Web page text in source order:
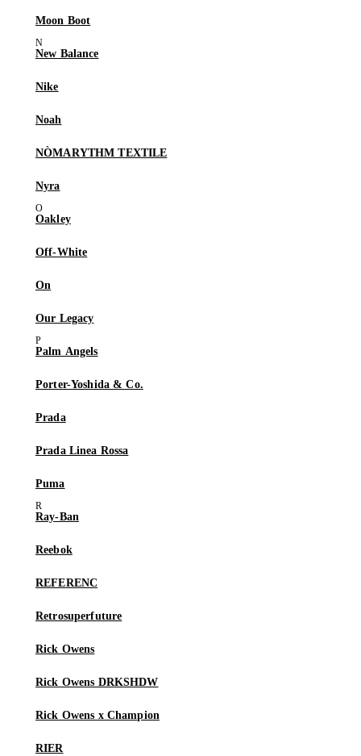
Moon Boot
New Balance
Nike
Noah
NÒMARYTHM TEXTILE
Nyra
Oakley
Off-White
On
Our Legacy
Palm Angels
Porter-Yoshida & Co.
Prada
Prada Linea Rossa
Puma
Ray-Ban
Reebok
REFERENC
Retrosuperfuture
Rick Owens
Rick Owens DRKSHDW
Rick Owens x Champion
RIER